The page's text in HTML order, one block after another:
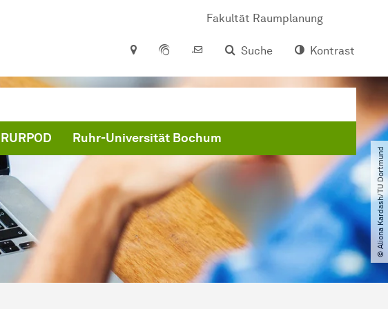
Fakultät Raumplanung
Suche
Kontrast
RURPOD Ruhr-Universität Bochum
© Aliona Kardash​/​TU Dortmund